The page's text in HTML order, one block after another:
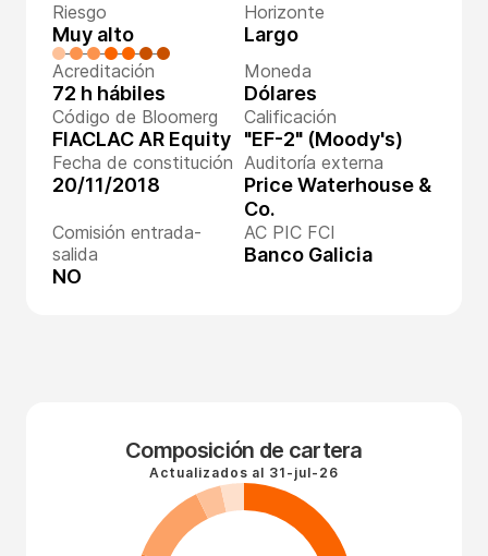
Riesgo
Muy alto
Horizonte
Largo
Acreditación
72 h hábiles
Moneda
Dólares
Código de Bloomerg
FIACLAC AR Equity
Calificación
"EF-2" (Moody's)
Fecha de constitución
20/11/2018
Auditoría externa
Price Waterhouse &
Co.
Comisión entrada-
salida
NO
AC PIC FCI
Banco Galicia
Composición de cartera
Actualizados al 31-jul-26